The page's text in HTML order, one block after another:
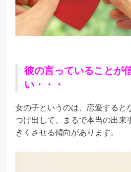
彼の言っていることが
い・・・
女の子というのは、恋愛すると
つけ出して、まるで本当の出来
きくさせる傾向があります。